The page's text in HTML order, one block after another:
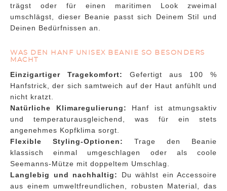
trägst oder für einen maritimen Look zweimal
umschlägst, dieser Beanie passt sich Deinem Stil und
Deinen Bedürfnissen an.
WAS DEN HANF UNISEX BEANIE SO BESONDERS
MACHT
Einzigartiger Tragekomfort: Gefertigt aus 100 %
Hanfstrick, der sich samtweich auf der Haut anfühlt und
nicht kratzt.
Natürliche Klimaregulierung: Hanf ist atmungsaktiv
und temperaturausgleichend, was für ein stets
angenehmes Kopfklima sorgt.
Flexible Styling-Optionen: Trage den Beanie
klassisch einmal umgeschlagen oder als coole
Seemanns-Mütze mit doppeltem Umschlag.
Langlebig und nachhaltig:
Du wählst ein Accessoire
aus einem umweltfreundlichen, robusten Material, das